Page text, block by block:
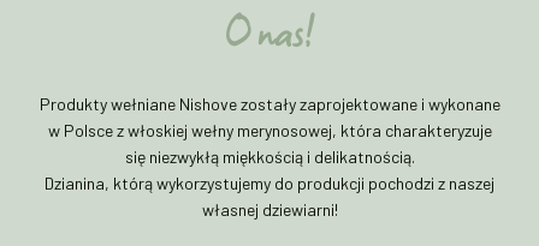
O nas!
Produkty wełniane Nishove zostały zaprojektowane i wykonane
w Polsce z włoskiej wełny merynosowej, która charakteryzuje
się niezwykłą miękkością i delikatnością.
Dzianina, którą wykorzystujemy do produkcji pochodzi z naszej
własnej dziewiarni!